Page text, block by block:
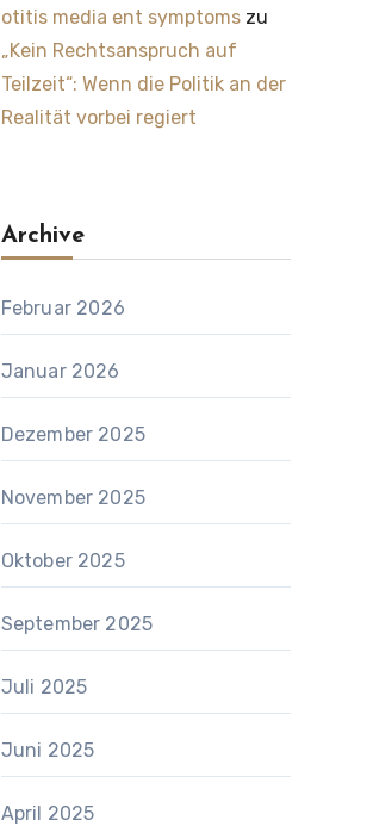
otitis media ent symptomszu
„Kein Rechtsanspruch auf
Teilzeit“: Wenn die Politik an der
Realität vorbei regiert
Archive
Februar 2026
Januar 2026
Dezember 2025
November 2025
Oktober 2025
September 2025
Juli 2025
Juni 2025
April 2025